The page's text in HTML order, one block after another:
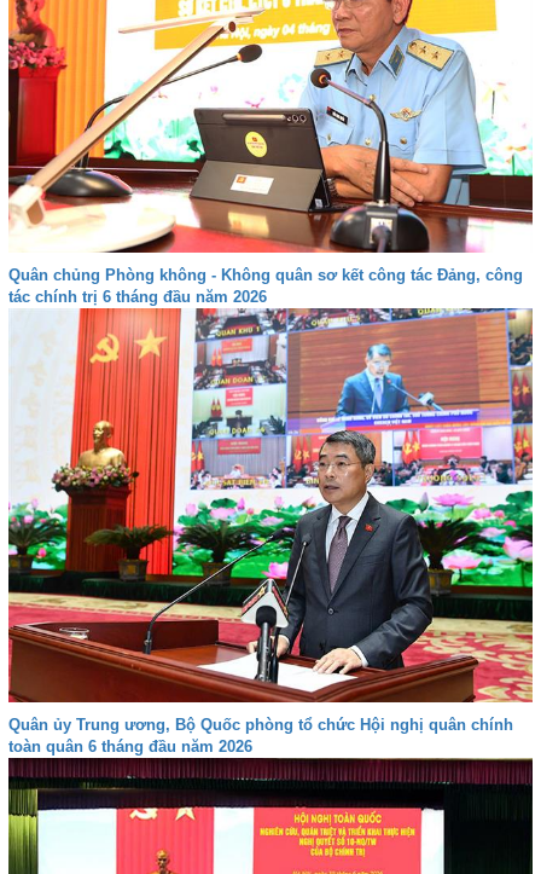
Quân chủng Phòng không - Không quân sơ kết công tác Đảng, công
tác chính trị 6 tháng đầu năm 2026
Quân ủy Trung ương, Bộ Quốc phòng tổ chức Hội nghị quân chính
toàn quân 6 tháng đầu năm 2026